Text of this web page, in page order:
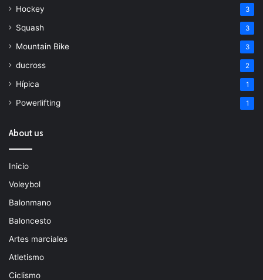
Hockey 3
Squash 3
Mountain Bike 3
ducross 2
Hípica 1
Powerlifting 1
About us
Inicio
Voleybol
Balonmano
Baloncesto
Artes marciales
Atletismo
Ciclismo